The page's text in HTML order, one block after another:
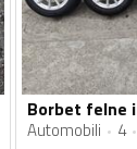
Automobili 4